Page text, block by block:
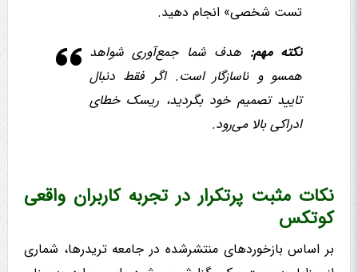
تست شخصی» انجام دهید.
نکته مهم: هدف شما جمع‌آوری شواهد
همسو و ناسازگار است. اگر فقط دنبال
تایید تصمیم خود بگردید، ریسک خطای
ادراکی بالا می‌رود.
نکات مثبت پرتکرار در تجربه کاربران واقعی
کوتکس
بر اساس بازخوردهای منتشرشده در جامعه تریدرها، شماری